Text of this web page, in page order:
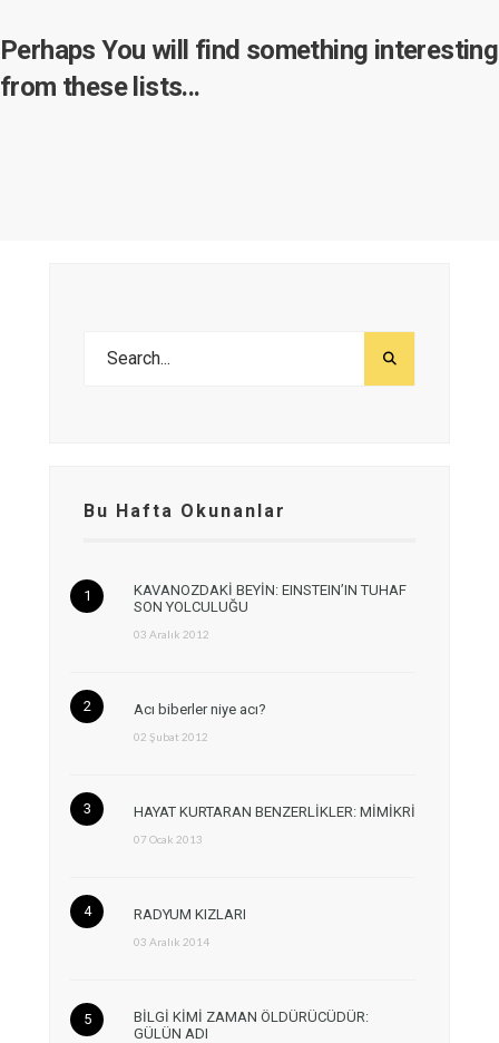
Perhaps You will find something interesting
from these lists...
Bu Hafta Okunanlar
KAVANOZDAKİ BEYİN: EINSTEIN’IN TUHAF
SON YOLCULUĞU
03 Aralık 2012
Acı biberler niye acı?
02 Şubat 2012
HAYAT KURTARAN BENZERLİKLER: MİMİKRİ
07 Ocak 2013
RADYUM KIZLARI
03 Aralık 2014
BİLGİ KİMİ ZAMAN ÖLDÜRÜCÜDÜR:
GÜLÜN ADI